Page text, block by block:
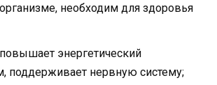
необходим для здоровья
энергетический
поддерживает нервную систему;